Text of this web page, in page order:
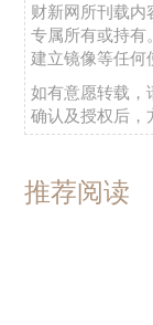
财新网所刊载内
专属所有或持有
建立镜像等任何
如有意愿转载，
确认及授权后，
推荐阅读